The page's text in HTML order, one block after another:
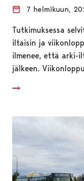
7 helmikuun,
Tutkimuksessa
iltaisin ja
ilmenee, että arki-
jälkeen.